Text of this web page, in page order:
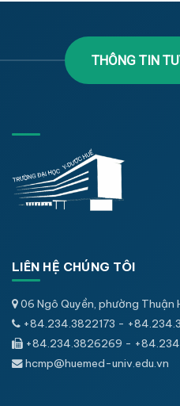
THÔNG TIN
LIÊN HỆ CHÚNG TÔI
06 Ngô Quyền, phường Thuận
+84.234.3822173 -
+84.234.3826269 -
hcmp@huemed-univ.edu.vn